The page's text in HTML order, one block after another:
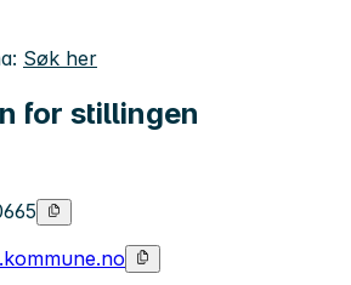
Søk her
for stillingen